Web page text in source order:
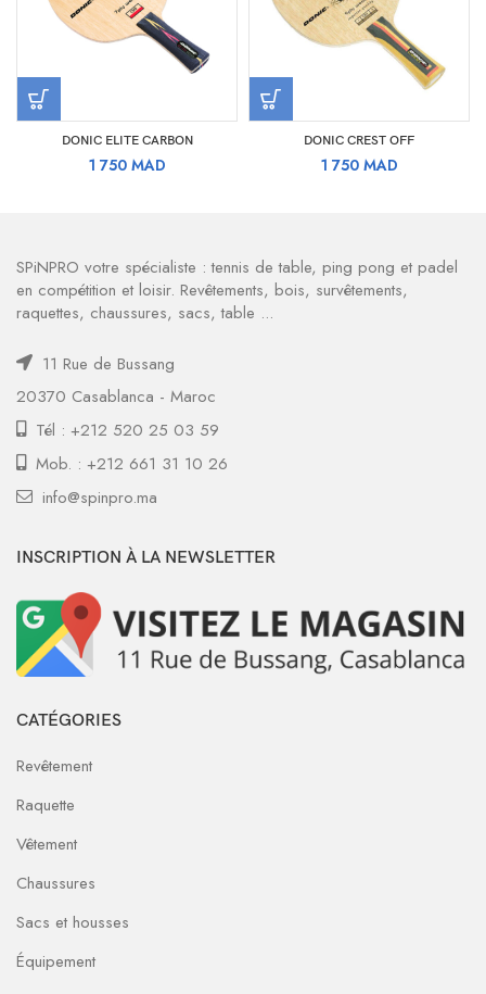
DONIC ELITE CARBON
1 750 MAD
DONIC CREST OFF
1 750 MAD
SPiNPRO votre spécialiste : tennis de table, ping pong et padel
en compétition et loisir. Revêtements, bois, survêtements,
raquettes, chaussures, sacs, table ...
11 Rue de Bussang
20370 Casablanca - Maroc
Tél : +212 520 25 03 59
Mob. : +212 661 31 10 26
info@spinpro.ma
INSCRIPTION À LA NEWSLETTER
CATÉGORIES
Revêtement
Raquette
Vêtement
Chaussures
Sacs et housses
Équipement